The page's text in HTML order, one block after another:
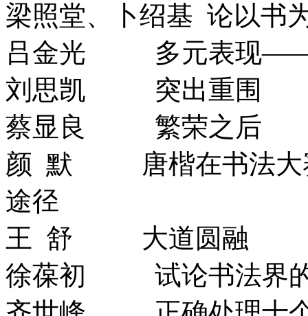
梁照堂、卜绍基 论以书
吕金光 多元表现——
刘思凯 突出重围
蔡显良 繁荣之后
颜 默 唐楷在书法大赛
途径
王 舒 大道圆融
徐葆初 试论书法界的